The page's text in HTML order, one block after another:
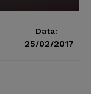
Data:
25/02/2017